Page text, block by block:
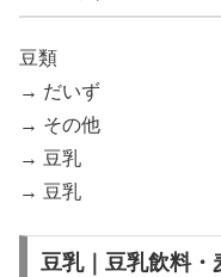
豆類
→ だいず
→ その他
→ 豆乳
→ 豆乳
豆乳｜豆乳飲料・